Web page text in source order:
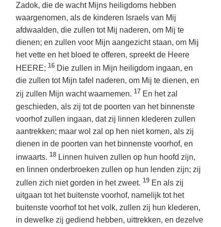
Zadok, die de wacht Mijns heiligdoms hebben
waargenomen, als de kinderen Israels van Mij
afdwaalden, die zullen tot Mij naderen, om Mij te
dienen; en zullen voor Mijn aangezicht staan, om Mij
het vette en het bloed te offeren, spreekt de Heere
HEERE; 16 Die zullen in Mijn heiligdom ingaan, en
die zullen tot Mijn tafel naderen, om Mij te dienen, en
zij zullen Mijn wacht waarnemen. 17 En het zal
geschieden, als zij tot de poorten van het binnenste
voorhof zullen ingaan, dat zij linnen klederen zullen
aantrekken; maar wol zal op hen niet komen, als zij
dienen in de poorten van het binnenste voorhof, en
inwaarts. 18 Linnen huiven zullen op hun hoofd zijn,
en linnen onderbroeken zullen op hun lenden zijn; zij
zullen zich niet gorden in het zweet. 19 En als zij
uitgaan tot het buitenste voorhof, namelijk tot het
buitenste voorhof tot het volk, zullen zij hun klederen,
in dewelke zij gediend hebben, uittrekken, en dezelve